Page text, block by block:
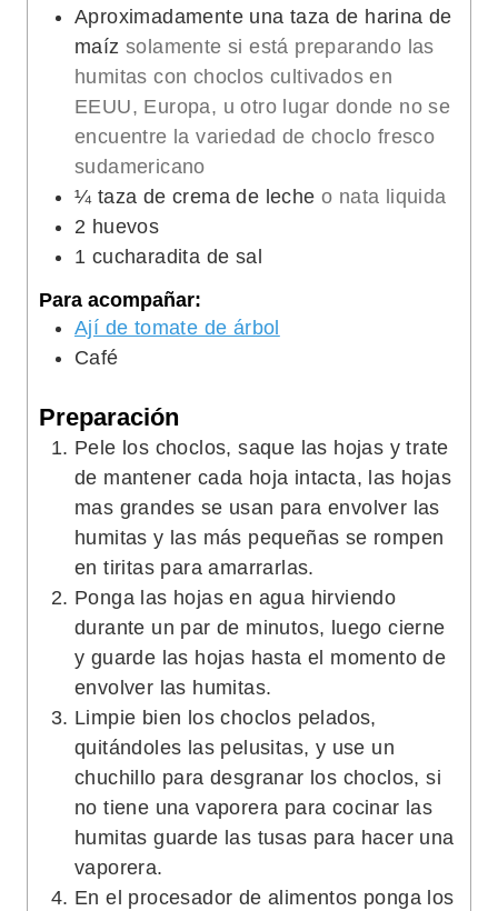
Aproximadamente una taza de harina de
maíz solamente si está preparando las
humitas con choclos cultivados en
EEUU, Europa, u otro lugar donde no se
encuentre la variedad de choclo fresco
sudamericano
¼ taza de crema de leche o nata liquida
2 huevos
1 cucharadita de sal
Para acompañar:
Ají de tomate de árbol
Café
Preparación
Pele los choclos, saque las hojas y trate
de mantener cada hoja intacta, las hojas
mas grandes se usan para envolver las
humitas y las más pequeñas se rompen
en tiritas para amarrarlas.
Ponga las hojas en agua hirviendo
durante un par de minutos, luego cierne
y guarde las hojas hasta el momento de
envolver las humitas.
Limpie bien los choclos pelados,
quitándoles las pelusitas, y use un
chuchillo para desgranar los choclos, si
no tiene una vaporera para cocinar las
humitas guarde las tusas para hacer una
vaporera.
En el procesador de alimentos ponga los